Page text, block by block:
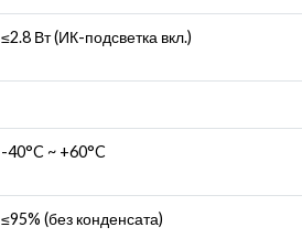
≤2.8 Вт (ИК-подсветка вкл.)
-40°C ~ +60°C
≤95% (без конденсата)